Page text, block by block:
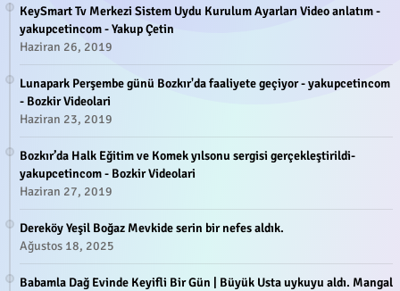
KeySmart Tv Merkezi Sistem Uydu Kurulum Ayarları Video anlatım -
yakupcetincom - Yakup Çetin
Haziran 26, 2019
Lunapark Perşembe günü Bozkır'da faaliyete geçiyor - yakupcetincom
- Bozkir Videolari
Haziran 23, 2019
Bozkır’da Halk Eğitim ve Komek yılsonu sergisi gerçekleştirildi-
yakupcetincom - Bozkir Videolari
Haziran 27, 2019
Dereköy Yeşil Boğaz Mevkide serin bir nefes aldık.
Ağustos 18, 2025
Babamla Dağ Evinde Keyifli Bir Gün | Büyük Usta uykuyu aldı. Mangal